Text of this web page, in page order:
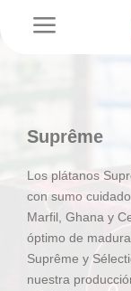
a
Suprême
Los plátanos
con sumo
Marfil, Ghana y
óptimo de
Suprême y
nuestra